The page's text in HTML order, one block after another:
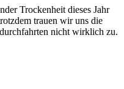
Trockenheit dieses Jahr
trauen wir uns die
nicht wirklich zu.